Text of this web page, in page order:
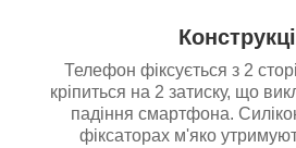
Телефон фіксується з 2
кріпиться на 2 затиску, що
падіння смартфона.
фіксаторах м'яко